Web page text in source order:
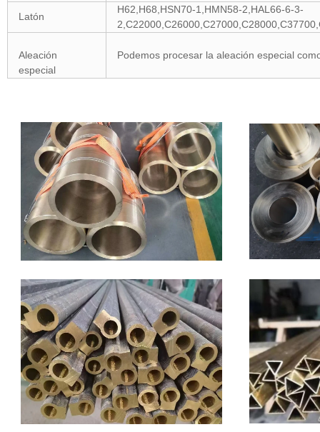
Latón
H62,H68,HSN70-1,HMN58-2,HAL66-6-3-
Aleación
especial
Podemos procesar la aleación especial